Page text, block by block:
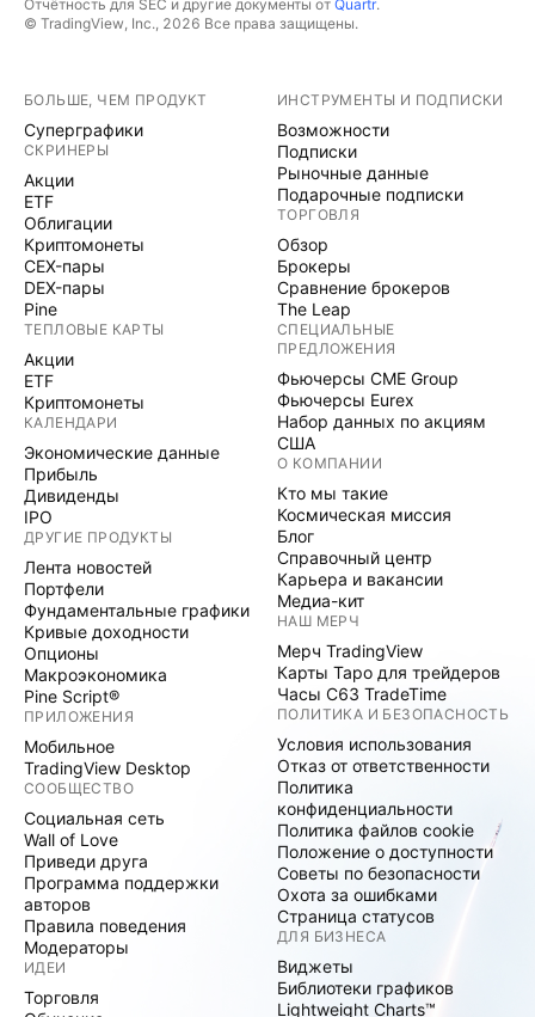
Отчётность для SEC и другие документы от Quartr.
© TradingView, Inc., 2026 Все права защищены.
БОЛЬШЕ, ЧЕМ ПРОДУКТ
Суперграфики
СКРИНЕРЫ
Акции
ETF
Облигации
Криптомонеты
CEX-пары
DEX-пары
Pine
ТЕПЛОВЫЕ КАРТЫ
Акции
ETF
Криптомонеты
КАЛЕНДАРИ
Экономические данные
Прибыль
Дивиденды
IPO
ДРУГИЕ ПРОДУКТЫ
Лента новостей
Портфели
Фундаментальные графики
Кривые доходности
Опционы
Макроэкономика
Pine Script®
ПРИЛОЖЕНИЯ
Мобильное
TradingView Desktop
СООБЩЕСТВО
Социальная сеть
Wall of Love
Приведи друга
Программа поддержки
авторов
Правила поведения
Модераторы
ИДЕИ
Торговля
ИНСТРУМЕНТЫ И ПОДПИСКИ
Возможности
Подписки
Рыночные данные
Подарочные подписки
ТОРГОВЛЯ
Обзор
Брокеры
Сравнение брокеров
The Leap
СПЕЦИАЛЬНЫЕ
ПРЕДЛОЖЕНИЯ
Фьючерсы CME Group
Фьючерсы Eurex
Набор данных по акциям
США
О КОМПАНИИ
Кто мы такие
Космическая миссия
Блог
Справочный центр
Карьера и вакансии
Медиа-кит
НАШ МЕРЧ
Мерч TradingView
Карты Таро для трейдеров
Часы C63 TradeTime
ПОЛИТИКА И БЕЗОПАСНОСТЬ
Условия использования
Отказ от ответственности
Политика
конфиденциальности
Политика файлов cookie
Положение о доступности
Советы по безопасности
Охота за ошибками
Страница статусов
ДЛЯ БИЗНЕСА
Виджеты
Библиотеки графиков
Lightweight Charts™